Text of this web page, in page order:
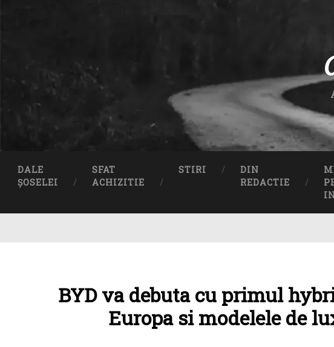
DALE
ȘOSELEI
SFAT
ACHIZITIE
STIRI
DIN
REDACTIE
BYD va debuta cu primul
Europa si modelele de